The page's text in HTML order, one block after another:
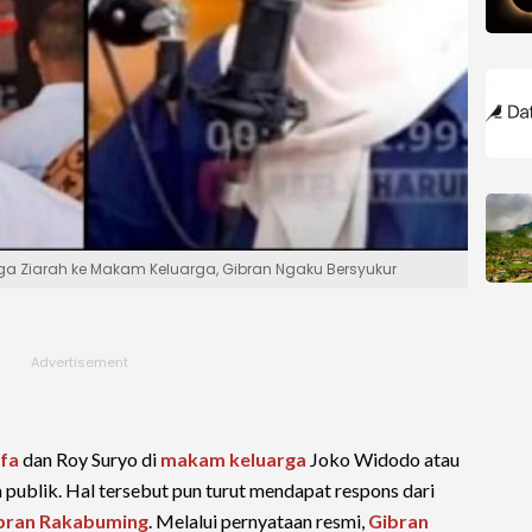
Ziarah ke Makam Keluarga, Gibran Ngaku Bersyukur
dan Roy Suryo di makam keluarga Joko Widodo atau
Hal tersebut pun turut mendapat respons dari
Rakabuming. Melalui pernyataan resmi, Gibran